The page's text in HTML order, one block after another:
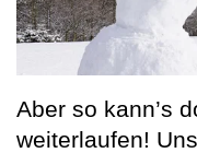
Aber so kann’s
weiterlaufen!